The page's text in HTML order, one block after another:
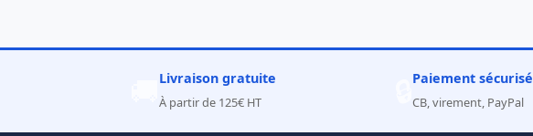
Livraison gratuite
À partir de 125€ HT
Paiement sécurisé
CB, virement, PayPal